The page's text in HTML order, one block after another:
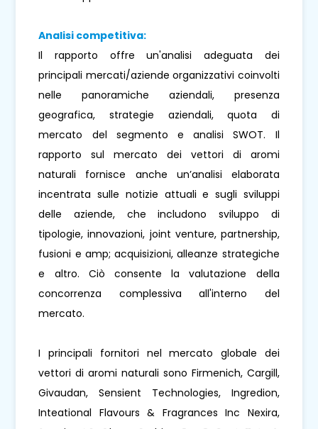
Analisi competitiva:
Il rapporto offre un'analisi adeguata dei
principali mercati/aziende organizzativi coinvolti
nelle panoramiche aziendali, presenza
geografica, strategie aziendali, quota di
mercato del segmento e analisi SWOT. Il
rapporto sul mercato dei vettori di aromi
naturali fornisce anche un’analisi elaborata
incentrata sulle notizie attuali e sugli sviluppi
delle aziende, che includono sviluppo di
tipologie, innovazioni, joint venture, partnership,
fusioni e amp; acquisizioni, alleanze strategiche
e altro. Ciò consente la valutazione della
concorrenza complessiva all'interno del
mercato.
I principali fornitori nel mercato globale dei
vettori di aromi naturali sono Firmenich, Cargill,
Givaudan, Sensient Technologies, Ingredion,
Inteational Flavours & Fragrances Inc Nexira,